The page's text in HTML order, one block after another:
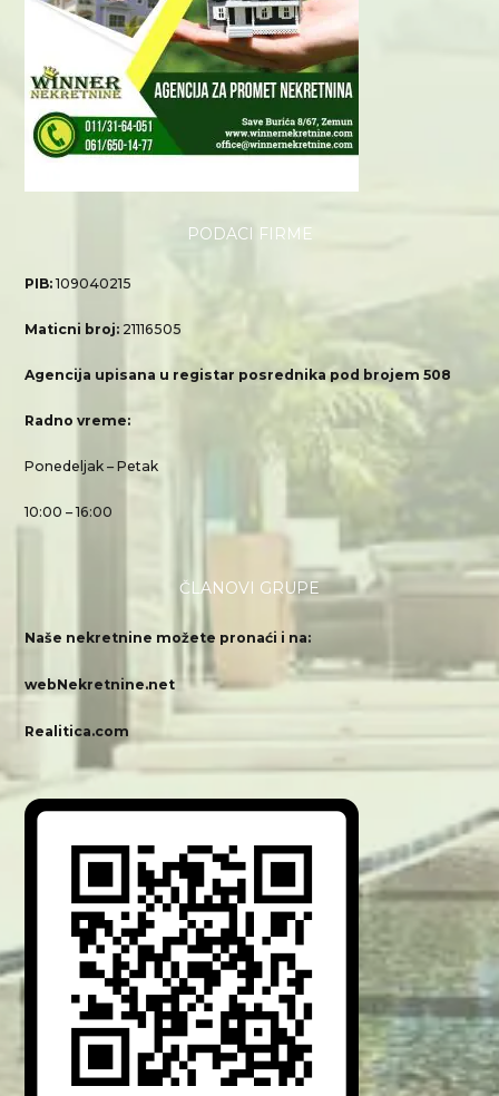
PODACI FIRME
PIB:109040215
Maticni broj: 21116505
Agencija upisana u registar posrednika pod brojem 508
Radno vreme:
Ponedeljak – Petak
10:00 – 16:00
ČLANOVI GRUPE
Naše nekretnine možete pronaći i na:
webNekretnine.net
Realitica.com